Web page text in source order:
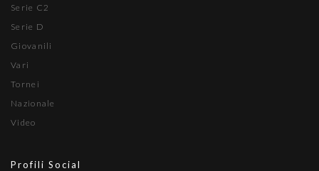
Serie C2
Serie D
Giovanili
Vari
Tornei
Nazionale
Video
Profili Social